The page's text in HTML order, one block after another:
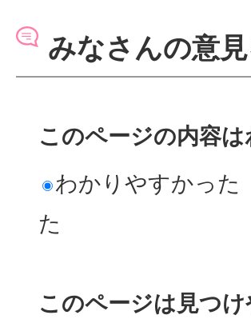
みなさんの意
このページの内容
わかりやすかった
た
このページは見つ